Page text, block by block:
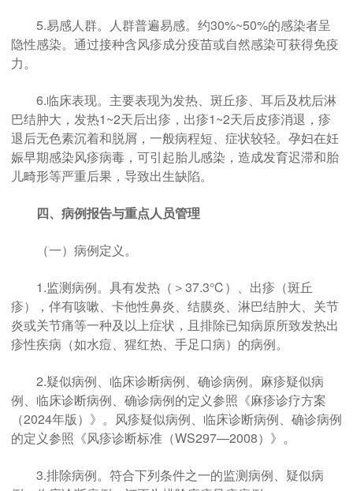
5.易感人群。人群普遍易感。约30%~50%的感染者呈
隐性感染。通过接种含风疹成分疫苗或自然感染可获得免疫
力。
6.临床表现。主要表现为发热、斑丘疹、耳后及枕后淋
巴结肿大，发热1~2天后出疹，出疹1~2天后皮疹消退，疹
退后无色素沉着和脱屑，一般病程短、症状较轻。孕妇在妊
娠早期感染风疹病毒，可引起胎儿感染，造成发育迟滞和胎
儿畸形等严重后果，导致出生缺陷。
四、病例报告与重点人员管理
（一）病例定义。
1.监测病例。具有发热（＞37.3℃）、出疹（斑丘
疹），伴有咳嗽、卡他性鼻炎、结膜炎、淋巴结肿大、关节
炎或关节痛等一种及以上症状，且排除已知病原所致发热出
疹性疾病（如水痘、猩红热、手足口病）的病例。
2.疑似病例、临床诊断病例、确诊病例。麻疹疑似病
例、临床诊断病例、确诊病例的定义参照《麻疹诊疗方案
（2024年版）》。风疹疑似病例、临床诊断病例、确诊病例
的定义参照《风疹诊断标准（WS297—2008）》。
3.排除病例。符合下列条件之一的监测病例、疑似病